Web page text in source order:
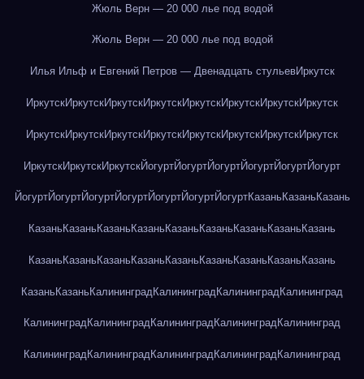
Жюль Верн — 20 000 лье под водой
Жюль Верн — 20 000 лье под водой
Илья Ильф и Евгений Петров — Двенадцать стульевИркутск
ИркутскИркутскИркутскИркутскИркутскИркутскИркутскИркутск
ИркутскИркутскИркутскИркутскИркутскИркутскИркутскИркутск
ИркутскИркутскИркутскЙогуртЙогуртЙогуртЙогуртЙогуртЙогурт
ЙогуртЙогуртЙогуртЙогуртЙогуртЙогуртЙогуртКазаньКазаньКазань
КазаньКазаньКазаньКазаньКазаньКазаньКазаньКазаньКазань
КазаньКазаньКазаньКазаньКазаньКазаньКазаньКазаньКазань
КазаньКазаньКалининградКалининградКалининградКалининград
КалининградКалининградКалининградКалининградКалининград
КалининградКалининградКалининградКалининградКалининград